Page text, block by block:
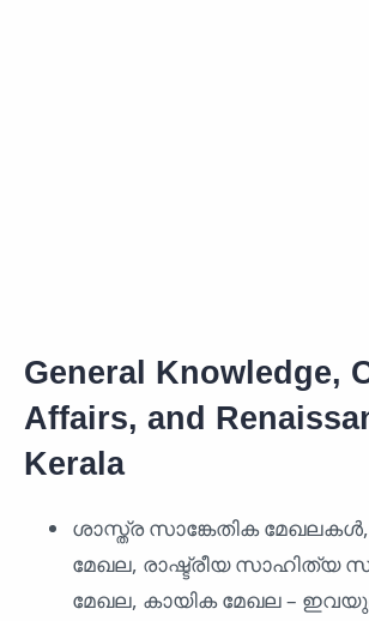
General Knowledge,
Affairs, and
Kerala
ശാസ്ത്ര സാങ്കേതിക
മേഖല, രാഷ്ട്രീയ സാഹിത്യ
മേഖല, കായിക മേഖല –